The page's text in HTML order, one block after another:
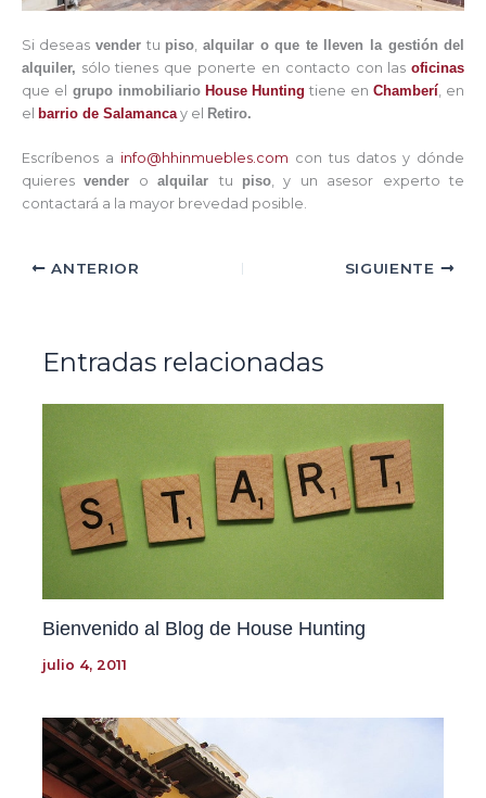
Si deseas vendertu piso alquilaro que te lleven la gestión del
alquiler, sólo tienes que ponerte en contacto con lasoficinas
que el grupo inmobiliario House Hunting tiene enChamberí , en
el barrio de Salamancay el Retiro.
Escríbenos a info@hhinmuebles.com con tus datos y dónde
quieresvender oalquilar tu piso, y un asesor experto te
contactará a la mayor brevedad posible.
ANTERIOR SIGUIENTE
Entradas relacionadas
Bienvenido al Blog de House Hunting
julio 4, 2011